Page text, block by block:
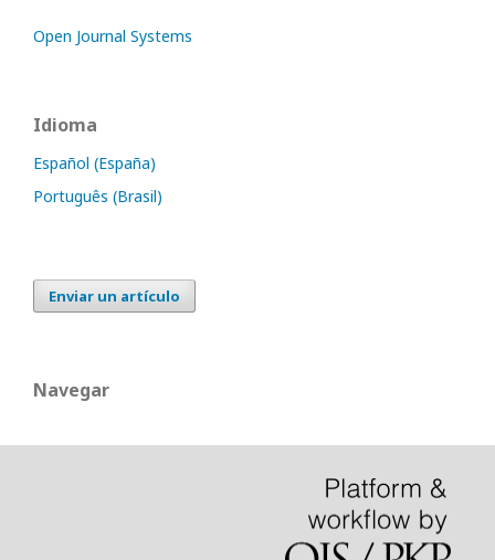
Open Journal Systems
Idioma
Español (España)
Português (Brasil)
Enviar un artículo
Navegar